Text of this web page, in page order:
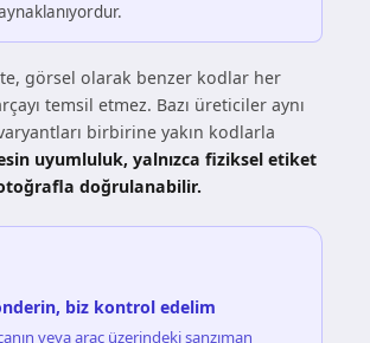
görsel olarak benzer kodlar her
temsil etmez. Bazı üreticiler aynı
birbirine yakın kodlarla
uyumluluk, yalnızca fiziksel etiket
doğrulanabilir.
biz kontrol edelim
veya araç üzerindeki şanzıman